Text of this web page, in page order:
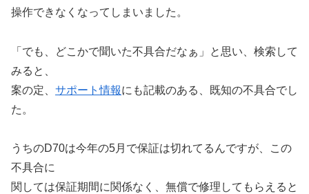
操作できなくなってしまいました。
「でも、どこかで聞いた不具合だなぁ」と思い、検索して
みると、
案の定、 サポート情報にも記載のある、既知の不具合でし
た。
うちのD70は今年の5月で保証は切れてるんですが、この
不具合に
関しては保証期間に関係なく、無償で修理してもらえると